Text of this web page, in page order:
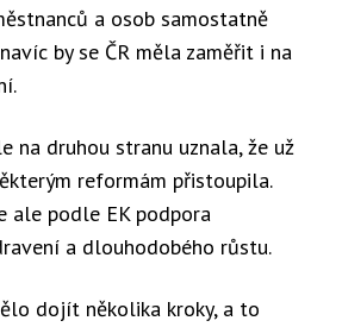
a osob samostatně
by se ČR měla zaměřit i na
na druhou stranu uznala, že už
reformám přistoupila.
ale podle EK podpora
a dlouhodobého růstu.
dojít několika kroky, a to